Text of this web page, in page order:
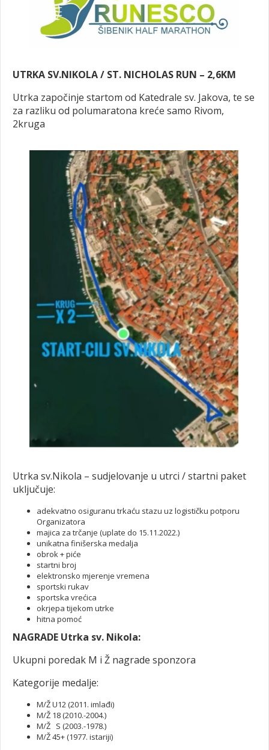
UTRKA SV.NIKOLA / ST. NICHOLAS RUN – 2,6KM
Utrka započinje startom od Katedrale sv. Jakova, te se
za razliku od polumaratona kreće samo Rivom,
2kruga
Utrka sv.Nikola – sudjelovanje u utrci / startni paket
uključuje:
adekvatno osiguranu trkaću stazu uz logističku potporu
Organizatora
majica za trčanje (uplate do 15.11.2022.)
unikatna finišerska medalja
obrok + piće
startni broj
elektronsko mjerenje vremena
sportski rukav
sportska vrećica
okrjepa tijekom utrke
hitna pomoć
NAGRADE Utrka sv. Nikola:
Ukupni poredak M i Ž nagrade sponzora
Kategorije medalje:
M/Ž U12 (2011. imlađi)
M/Ž 18 (2010.-2004.)
M/Ž S (2003.-1978.)
M/Ž 45+ (1977. istariji)